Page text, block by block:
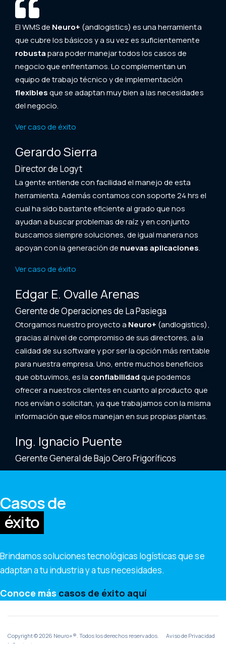
El WMS de Neuro+ (andlogistics) es una herramienta
que cubre los básicos y a su vez es suficientemente
robustapara poder manejar todos los casos de
negocio que enfrentamos. Lo complementan un
equipo de trabajo técnico y de implementación
flexiblesque se adaptan muy bien a las necesidades
del negocio.
Ver caso de éxito
Gerardo Sierra
Director de Logyt
La gente entiende con facilidad el manejo de esta
herramienta. Además contamos con soporte 24 hrs el
cual ha sido bastante eficiente al grado que nos
ayudan a buscar problemas de raíz y en conjunto
buscamos siempre soluciones, de igual manera nos
apoyan con la generación de nuevas aplicaciones.
Ver caso de éxito
Edgar E. Ovalle Arenas
Gerente de Operaciones de La Pasiega
Otorgamos nuestro proyecto a Neuro+ (andlogistics),
gracias al nivel de compromiso de sus directores, a la
calidad de su software y por ser la opción más rentable
para nuestra empresa. Uno, entre muchos beneficios
que obtuvimos, es la confiabilidadque podemos
ofrecer a nuestros clientes en cuanto al producto que
nos envían o solicitan, ya que trabajamos con la misma
información que ellos manejan en sus propias plantas.
Ing. Ignacio Puente
Gerente General de Bajo Cero Frigoríficos
Casos de
éxito
Brindamos soluciones tecnológicas logísticas que se
adaptan a tu industria y a tus necesidades.
Conoce más casos de éxito aquí
Copyright © 2026 Neuro+®. Todos los derechos reservados. Aviso de Privacidad
| Contacto